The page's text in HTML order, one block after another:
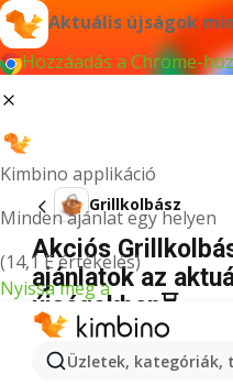
Aktuális újságok
Hozzáadás a Chrome-
Kimbino applikáció
Minden ajánlat egy helyen
(14,1 E értékelés)
Nyissa meg a
Üzletek, kategóriák,
Grillkolbász
Akciós
ajánlatok az
újságokban⏳